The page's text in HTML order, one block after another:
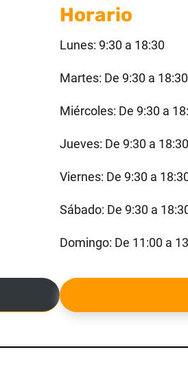
Horario
Lunes: 9:30 a 18:30
Martes: De 9:30 a 18:30
Miércoles: De 9:30 a
Jueves: De 9:30 a 18:30
Viernes: De 9:30 a
Sábado: De 9:30 a
Domingo: De 11:00 a